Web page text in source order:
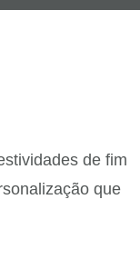
de fim
que